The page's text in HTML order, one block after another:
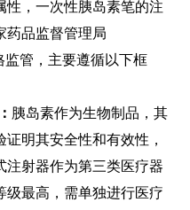
性，一次性胰岛素笔的注
药品监督管理局
监管，主要遵循以下框
胰岛素作为生物制品，其
明其安全性和有效性，
注射器作为第三类医疗器
级最高，需单独进行医疗